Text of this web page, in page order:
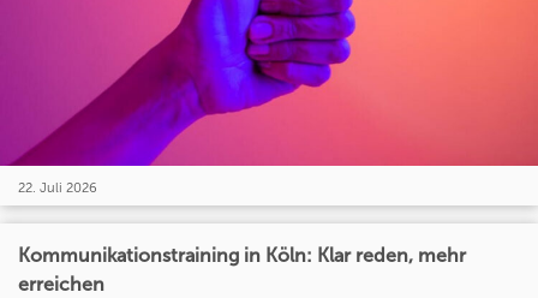
22. Juli 2026
Kommunikationstraining in Köln: Klar reden, mehr
erreichen